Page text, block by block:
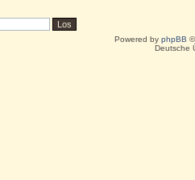
Powered by phpBB
Deutsche